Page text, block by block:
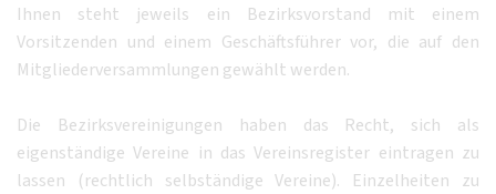
Ihnen steht jeweils ein Bezirksvorstand mit einem
Vorsitzenden und einem Geschäftsführer vor, die auf den
Mitgliederversammlungen gewählt werden.
Die Bezirksvereinigungen haben das Recht, sich als
eigenständige Vereine in das Vereinsregister eintragen zu
lassen (rechtlich selbständige Vereine). Einzelheiten zu